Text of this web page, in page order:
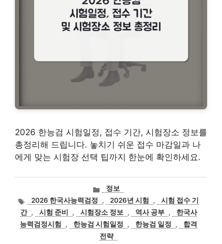
2026 한능검 시험일정, 접수 기간, 시험장소 정보를
총정리해 드립니다. 놓치기 쉬운 접수 마감일과 나
에게 맞는 시험장 선택 팁까지 한눈에 확인하세요.
카
고
리
정보
태2026 한국사능력검정 , 2026년 시험 ,
시험 접수 기
간 , 시험 준비 , 시험장소 정보 , 역사 공부 ,
한국사
능력검정시험
, 한능검 시험일정 , 한능검 일정 ,
합격
전략